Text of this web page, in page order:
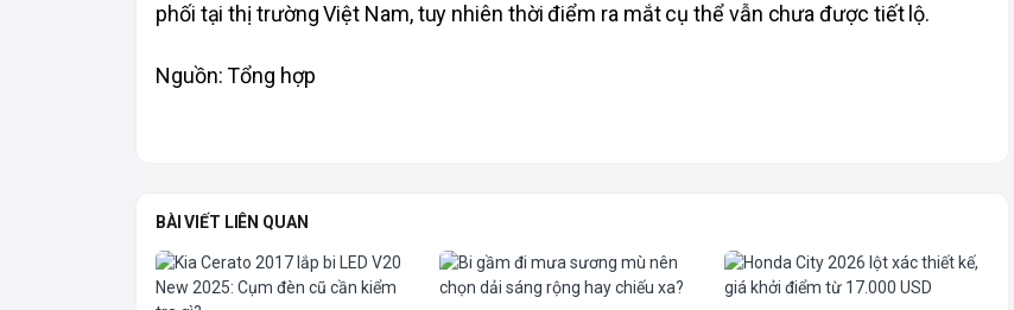
phối tại thị trường Việt Nam, tuy nhiên thời điểm ra mắt cụ thể vẫn chưa được tiết lộ.
Nguồn: Tổng hợp
BÀI VIẾT LIÊN QUAN